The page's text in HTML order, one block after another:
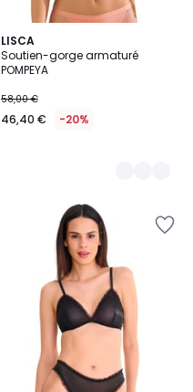
LISCA
Soutien-gorge armaturé
POMPEYA
58,00 €
46,40 € -20%
2
Couleurs